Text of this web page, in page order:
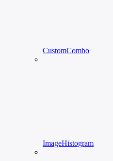
CustomCombo
ImageHistogram